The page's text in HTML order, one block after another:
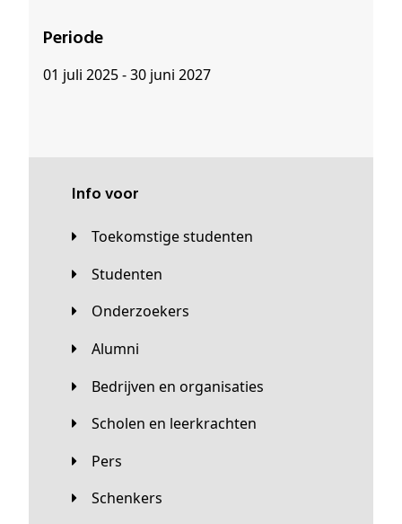
Periode
01 juli 2025 - 30 juni 2027
Info voor
Toekomstige studenten
Studenten
Onderzoekers
Alumni
Bedrijven en organisaties
Scholen en leerkrachten
Pers
Schenkers